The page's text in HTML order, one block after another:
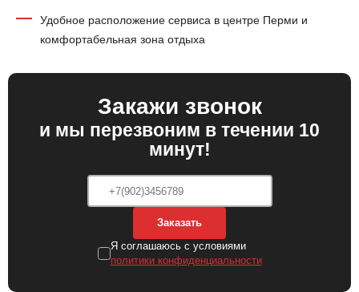
Удобное расположение сервиса в центре Перми и
комфортабельная зона отдыха
Закажи звонок
и мы перезвоним в течении 10
минут!
Заказать
Я соглашаюсь с условиями
политики конфиденциальности